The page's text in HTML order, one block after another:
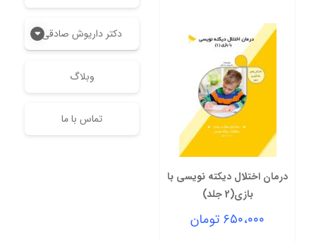
دکتر داریوش صادقی
وبلاگ
تماس با ما
درمان اختلال دیکته نویسی با
بازی(2 جلد)
۶۵۰،۰۰۰ تومان